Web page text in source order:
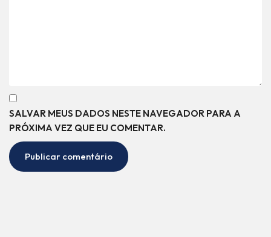
SALVAR MEUS DADOS NESTE NAVEGADOR PARA A
PRÓXIMA VEZ QUE EU COMENTAR.